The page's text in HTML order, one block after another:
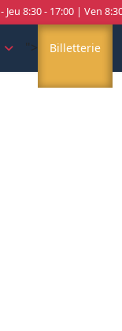
Jeu 8:30 - 17:00 | Ven
"> Billetterie